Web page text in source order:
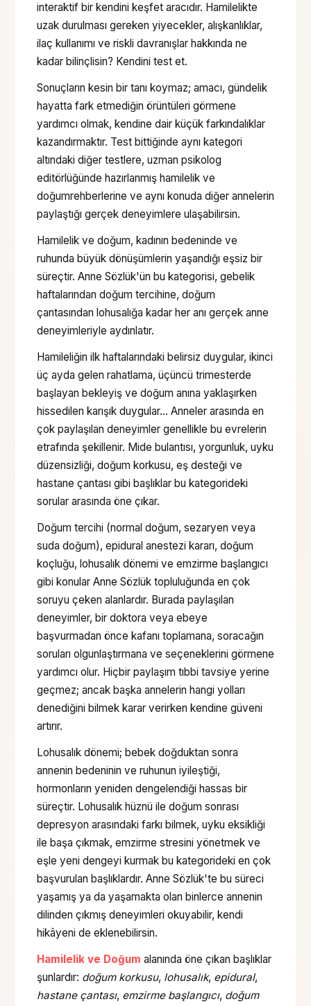
interaktif bir kendini keşfet aracıdır. Hamilelikte
uzak durulması gereken yiyecekler, alışkanlıklar,
ilaç kullanımı ve riskli davranışlar hakkında ne
kadar bilinçlisin? Kendini test et.
Sonuçların kesin bir tanı koymaz; amacı, gündelik
hayatta fark etmediğin örüntüleri görmene
yardımcı olmak, kendine dair küçük farkındalıklar
kazandırmaktır. Test bittiğinde aynı kategori
altındaki diğer testlere, uzman psikolog
editörlüğünde hazırlanmış hamilelik ve
doğumrehberlerine ve aynı konuda diğer annelerin
paylaştığı gerçek deneyimlere ulaşabilirsin.
Hamilelik ve doğum, kadının bedeninde ve
ruhunda büyük dönüşümlerin yaşandığı eşsiz bir
süreçtir. Anne Sözlük'ün bu kategorisi, gebelik
haftalarından doğum tercihine, doğum
çantasından lohusalığa kadar her anı gerçek anne
deneyimleriyle aydınlatır.
Hamileliğin ilk haftalarındaki belirsiz duygular, ikinci
üç ayda gelen rahatlama, üçüncü trimesterde
başlayan bekleyiş ve doğum anına yaklaşırken
hissedilen karışık duygular… Anneler arasında en
çok paylaşılan deneyimler genellikle bu evrelerin
etrafında şekillenir. Mide bulantısı, yorgunluk, uyku
düzensizliği, doğum korkusu, eş desteği ve
hastane çantası gibi başlıklar bu kategorideki
sorular arasında öne çıkar.
Doğum tercihi (normal doğum, sezaryen veya
suda doğum), epidural anestezi kararı, doğum
koçluğu, lohusalık dönemi ve emzirme başlangıcı
gibi konular Anne Sözlük topluluğunda en çok
soruyu çeken alanlardır. Burada paylaşılan
deneyimler, bir doktora veya ebeye
başvurmadan önce kafanı toplamana, soracağın
soruları olgunlaştırmana ve seçeneklerini görmene
yardımcı olur. Hiçbir paylaşım tıbbi tavsiye yerine
geçmez; ancak başka annelerin hangi yolları
denediğini bilmek karar verirken kendine güveni
artırır.
Lohusalık dönemi; bebek doğduktan sonra
annenin bedeninin ve ruhunun iyileştiği,
hormonların yeniden dengelendiği hassas bir
süreçtir. Lohusalık hüznü ile doğum sonrası
depresyon arasındaki farkı bilmek, uyku eksikliği
ile başa çıkmak, emzirme stresini yönetmek ve
eşle yeni dengeyi kurmak bu kategorideki en çok
başvurulan başlıklardır. Anne Sözlük'te bu süreci
yaşamış ya da yaşamakta olan binlerce annenin
dilinden çıkmış deneyimleri okuyabilir, kendi
hikâyeni de eklenebilirsin.
Hamilelik ve Doğum alanında öne çıkan başlıklar
şunlardır: doğum korkusu, lohusalık, epidural,
hastane çantası, emzirme başlangıcı, doğum